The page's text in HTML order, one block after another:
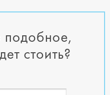
подобное,
стоить?